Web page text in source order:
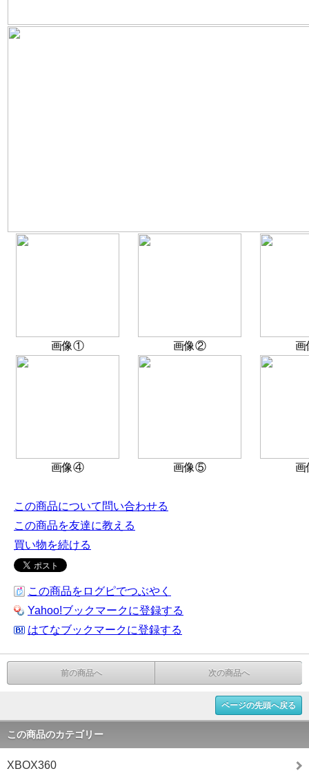
画像① 画像②
画像④ 画像⑤
この商品について問い合わせる
この商品を友達に教える
買い物を続ける
この商品をログピでつぶやく
Yahoo!ブックマークに登録する
はてなブックマークに登録する
前の商品へ 次の商品へ
ページの先頭へ戻る
この商品のカテゴリー
XBOX360